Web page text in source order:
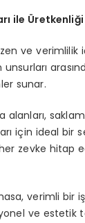
ile Üretkenliği
ve verimlilik
unsurları
sunar.
alanları,
için ideal
zevke hitap
verimli bir
ve estetik